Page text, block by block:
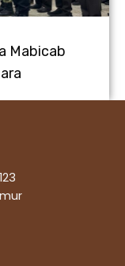
Mabicab